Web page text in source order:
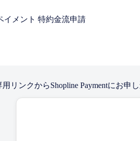
イメント 特約金流申請
リンクからShopline Paymentにお